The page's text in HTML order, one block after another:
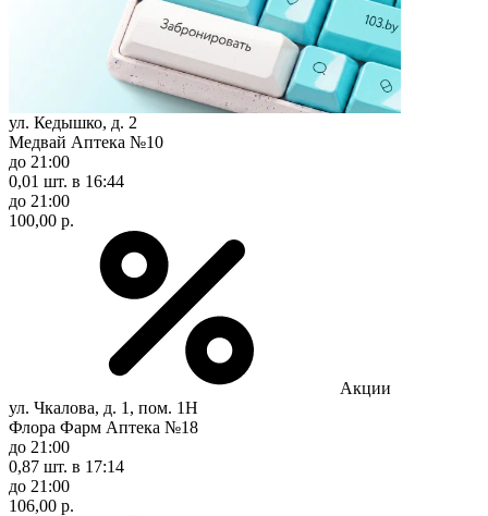
ул. Кедышко, д. 2
Медвай Аптека №10
до 21:00
0,01 шт. в 16:44
до 21:00
100,00 р.
Акции
ул. Чкалова, д. 1, пом. 1Н
Флора Фарм Аптека №18
до 21:00
0,87 шт. в 17:14
до 21:00
106,00 р.